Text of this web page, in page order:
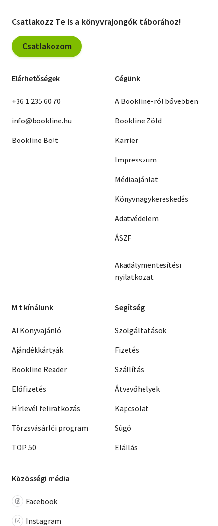
Csatlakozz Te is a könyvrajongók táborához!
Csatlakozom
Elérhetőségek
+36 1 235 60 70
info@bookline.hu
Bookline Bolt
Cégünk
A Bookline-ról bővebben
Bookline Zöld
Karrier
Impresszum
Médiaajánlat
Könyvnagykereskedés
Adatvédelem
ÁSZF
Akadálymentesítési
nyilatkozat
Mit kínálunk
AI Könyvajánló
Ajándékkártyák
Bookline Reader
Előfizetés
Hírlevél feliratkozás
Törzsvásárlói program
TOP 50
Segítség
Szolgáltatások
Fizetés
Szállítás
Átvevőhelyek
Kapcsolat
Súgó
Elállás
Közösségi média
Facebook
Instagram